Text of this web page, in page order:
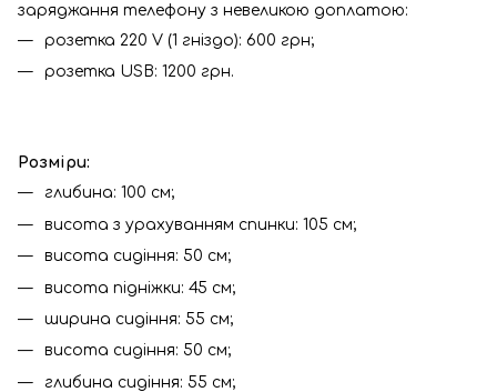
заряджання телефону з невеликою доплатою:
розетка 220 V (1 гніздо): 600 грн;
розетка USB: 1200 грн.
Розміри:
глибина: 100 см;
висота з урахуванням спинки: 105 см;
висота сидіння: 50 см;
висота підніжки: 45 см;
ширина сидіння: 55 см;
висота сидіння: 50 см;
глибина сидіння: 55 см;